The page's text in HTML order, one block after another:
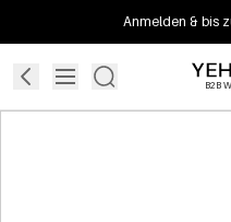
Anmelden & bis
B2B